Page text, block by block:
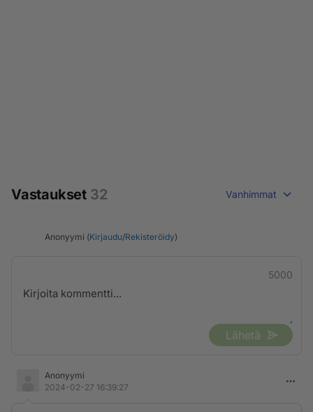
Vastaukset 32 Vanhimmat
Anonyymi (Kirjaudu/Rekisteröidy)
5000
Lähetä
Anonyymi
2024-02-27 16:39:27